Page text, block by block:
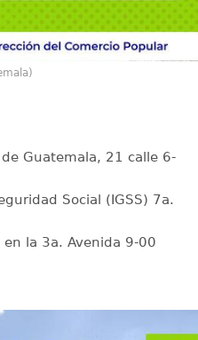
Guatemala, 21 calle 6-
Social (IGSS) 7a.
la 3a. Avenida 9-00